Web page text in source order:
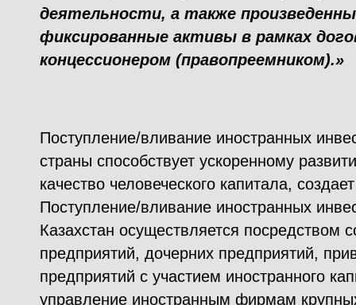
деятельности, а также
фиксированные активы в рамках
концессионером (правопреемником).»
Поступление/вливание иностранных
страны способствует ускоренному
качество человеческого капитала,
Поступление/вливание иностранных
Казахстан осуществляется посредством
предприятий, дочерних предприятий,
предприятий с участием иностранного
управление иностранным фирмам